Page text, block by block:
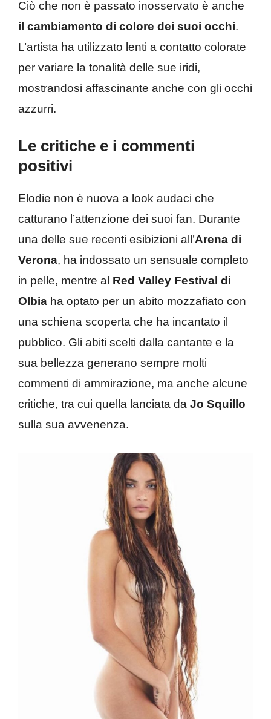
Ciò che non è passato inosservato è anche
il cambiamento di colore dei suoi occhi.
L’artista ha utilizzato lenti a contatto colorate
per variare la tonalità delle sue iridi,
mostrandosi affascinante anche con gli occhi
azzurri.
Le critiche e i commenti
positivi
Elodie non è nuova a look audaci che
catturano l’attenzione dei suoi fan. Durante
una delle sue recenti esibizioni all’Arena di
Verona, ha indossato un sensuale completo
in pelle, mentre al Red Valley Festival di
Olbia ha optato per un abito mozzafiato con
una schiena scoperta che ha incantato il
pubblico. Gli abiti scelti dalla cantante e la
sua bellezza generano sempre molti
commenti di ammirazione, ma anche alcune
critiche, tra cui quella lanciata da Jo Squillo
sulla sua avvenenza.